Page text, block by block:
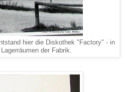
hier die Diskothek "Factory" - in
der Fabrik.